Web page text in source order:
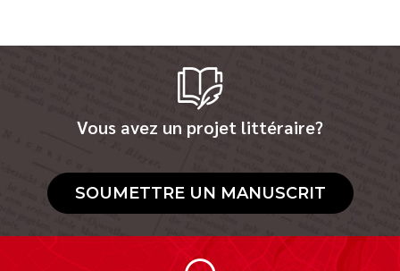
Vous avez un projet littéraire?
SOUMETTRE UN MANUSCRIT